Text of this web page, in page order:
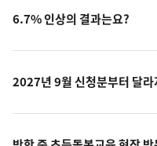
6.7% 인상의 결과는요?
2027년 9월 신청분부터 달